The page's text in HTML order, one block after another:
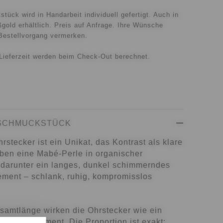
wird in Handarbeit individuell gefertigt. Auch in
erhältlich. Preis auf Anfrage. Ihre Wünsche
vermerken.
werden beim Check-Out berechnet.
ist ein Unikat, das Kontrast als klare
eine Mabé-Perle in organischer
ein langes, dunkel schimmerndes
– schlank, ruhig, kompromisslos
wirken die Ohrstecker wie ein